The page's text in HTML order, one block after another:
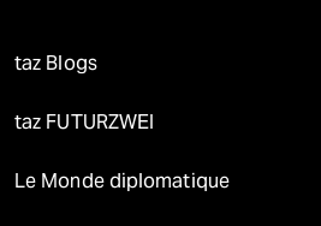
taz Blogs
taz FUTURZWEI
Le Monde diplomatique